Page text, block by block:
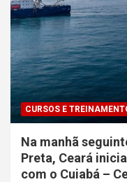
CURSOS E
Na manhã
Preta, Ceará
com o Cuiabá –